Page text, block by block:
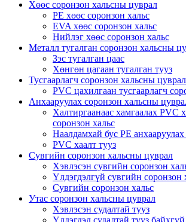
Хөөс соронзон хальсны цуврал
PE хөөс соронзон хальс
EVA хөөс соронзон хальс
Нийлэг хөөс соронзон хальс
Металл тугалган соронзон хальсны
Зэс тугалган цаас
Хөнгөн цагаан тугалган тууз
Тусгаарлагч соронзон хальсны цуврал
PVC цахилгаан тусгаарлагч
Анхааруулах соронзон хальсны
Халтиргаанаас хамгаалах PVC
соронзон хальс
Наалдамхай бус PE
PVC хаалт тууз
Сувгийн соронзон хальсны цуврал
Хэвлэсэн сувгийн соронзон
Үлдэгдэлгүй сувгийн соронзон
Сувгийн соронзон хальс
Утас соронзон хальсны цуврал
Хэвлэсэн судалтай тууз
Үлдэгдэл судалтай тууз байхгүй